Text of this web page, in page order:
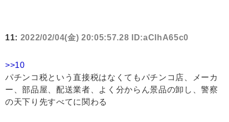
11: 2022/02/04(金) 20:05:57.28 ID:aCIhA65c0
>>10
パチンコ税という直接税はなくてもパチンコ店、メーカ
ー、部品屋、配送業者、よく分からん景品の卸し、警察
の天下り先すべてに関わる